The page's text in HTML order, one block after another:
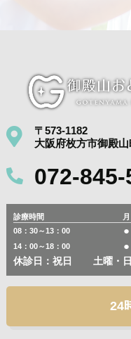
〒573-1182
大阪府枚方市御殿
072-845-
診療時間 月
08：30～13：00
●
14：00～18：00 ●
休診日：祝日 土曜・
24